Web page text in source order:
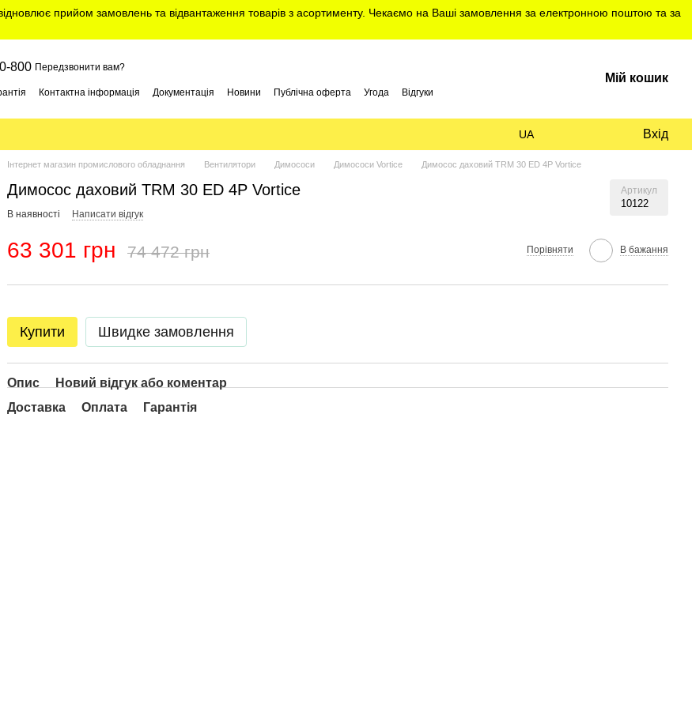
прийом замовлень та відвантаження товарів з асортименту. Чекаємо на Ваші замовлення за електронною поштою та за
800 Передзвонити вам?
Контактна інформація Документація Новини Публічна оферта Угода Відгуки
Мій кошик
UA Вхід
Інтернет магазин промислового обладнання Вентилятори Димососи Димососи Vortice Димосос даховий TRM 30 ED 4Р Vortice
Димосос даховий TRM 30 ED 4Р Vortice Артикул
10122
В наявності Написати відгук
63 301 грн 74 472 грн Порівняти В бажання
Купити Швидке замовлення
Опис
Новий відгук або коментар
Доставка
Оплата Гарантія